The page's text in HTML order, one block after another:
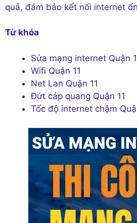
quả, đảm bảo kết nối internet
Từ khóa
Sửa mạng internet Quận
Wifi Quận 11
Net Lan Quận 11
Đứt cáp quang Quận 11
Tốc độ internet chậm